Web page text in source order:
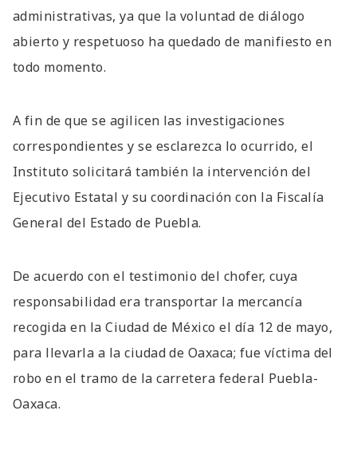
administrativas, ya que la voluntad de diálogo
abierto y respetuoso ha quedado de manifiesto en
todo momento.
A fin de que se agilicen las investigaciones
correspondientes y se esclarezca lo ocurrido, el
Instituto solicitará también la intervención del
Ejecutivo Estatal y su coordinación con la Fiscalía
General del Estado de Puebla.
De acuerdo con el testimonio del chofer, cuya
responsabilidad era transportar la mercancía
recogida en la Ciudad de México el día 12 de mayo,
para llevarla a la ciudad de Oaxaca; fue víctima del
robo en el tramo de la carretera federal Puebla-
Oaxaca.